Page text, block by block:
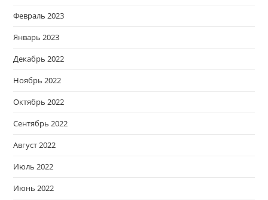
Февраль 2023
Январь 2023
Декабрь 2022
Ноябрь 2022
Октябрь 2022
Сентябрь 2022
Август 2022
Июль 2022
Июнь 2022